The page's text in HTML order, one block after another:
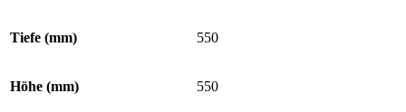
Tiefe (mm) 550
Höhe (mm) 550